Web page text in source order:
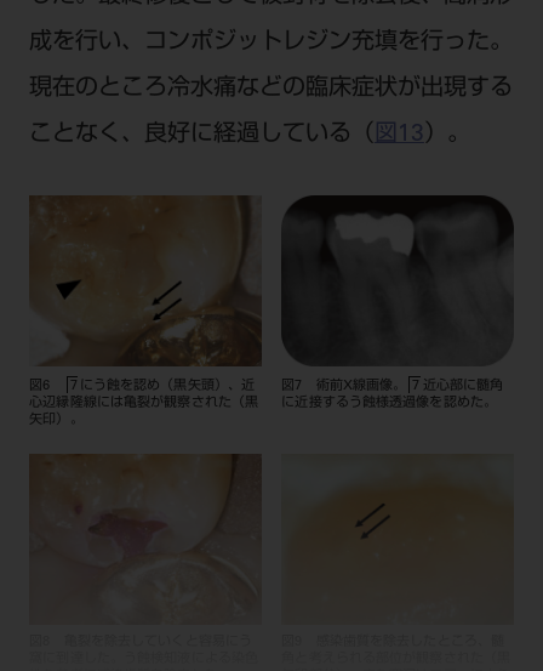
成を行い、コンポジットレジン充填を行った。
現在のところ冷水痛などの臨床症状が出現する
ことなく、良好に経過している（ 図13 ）。
図6 7
にう蝕を認め（黒矢頭）、近
心辺縁隆線には亀裂が観察された（黒
矢印）。
図7 術前X線画像。 7 近心部に髄角
に近接するう蝕様透過像を認めた。